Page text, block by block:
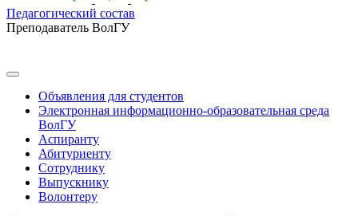
Педагогический состав
Преподаватель ВолГУ
Объявления для студентов
Электронная информационно-образовательная среда
ВолГУ
Аспиранту
Абитуриенту
Сотруднику
Выпускнику
Волонтеру